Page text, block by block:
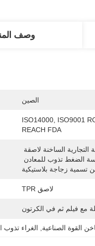
وصف
الصين
ISO14000, ISO9001
REACH FDA
تسمية زجاجة بلاستيكية
لاصق TPR
مع فيلم ثم في الكرتون
القوة الصناعية الغراء تذوب